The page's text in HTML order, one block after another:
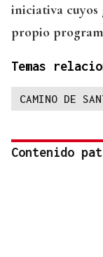
iniciativa cuyos
propio
Temas
CAMINO DE
Contenido